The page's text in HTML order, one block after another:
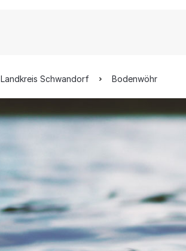
Landkreis Schwandorf Bodenwöhr